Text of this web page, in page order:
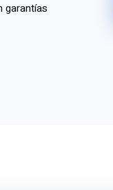
garantías